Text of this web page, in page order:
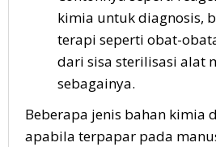
kimia untuk diagnosis,
terapi seperti obat-
dari sisa sterilisasi alat
sebagainya.
Beberapa jenis bahan kimia
apabila terpapar pada